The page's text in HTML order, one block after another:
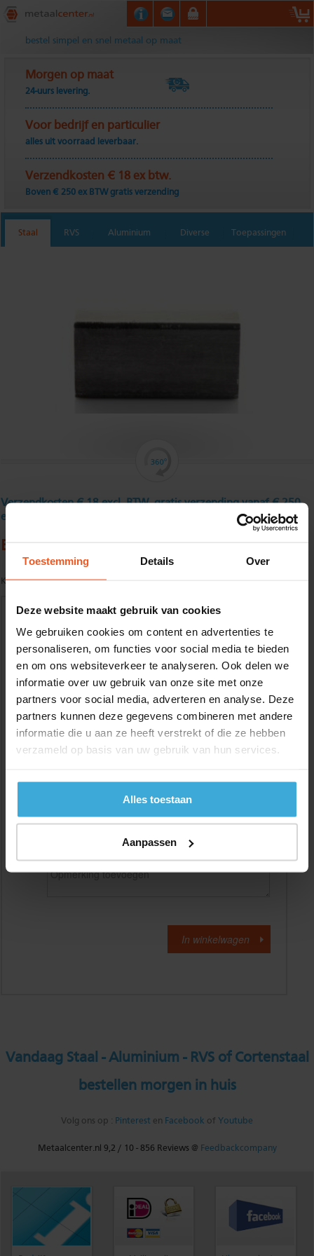
Toestemming Details Over
Deze website maakt gebruik van cookies
We gebruiken cookies om content en advertenties te
personaliseren, om functies voor social media te bieden
en om ons websiteverkeer te analyseren. Ook delen we
informatie over uw gebruik van onze site met onze
partners voor social media, adverteren en analyse. Deze
partners kunnen deze gegevens combineren met andere
informatie die u aan ze heeft verstrekt of die ze hebben
verzameld op basis van uw gebruik van hun services.
Alles toestaan
Aanpassen
Metaalcenter.nl
bestel simpel en snel metaal op maat
Morgen op maat
24-uurs levering.
Voor bedrijf en particulier
alles uit voorraad leverbaar.
Verzendkosten € 18 ex btw.
Boven € 250 ex BTW gratis verzending
Staal RVS Aluminium Diverse Toepassingen
Verzendkosten € 18 excl. BTW, gratis verzending vanaf € 250
excl. BTW
Buisprofiel, gebeitst 80 x 20 x 2 mm
Kwaliteit: E220/E235 CR1/CR2 volgens EN10305-5-S2
Gewenste
lengtemaat in
(max. 2000 mm)
+/- 2 mm lengtetolerantie
Materiaalkosten
Alle bedragen zijn excl. 21% BTW
Vandaag Staal - Aluminium - RVS of Cortenstaal
bestellen morgen in huis
Volg ons op : Pinterest en Facebook of Youtube
Metaalcenter.nl 9,2 / 10 -856 Reviews @ Feedbackcompany